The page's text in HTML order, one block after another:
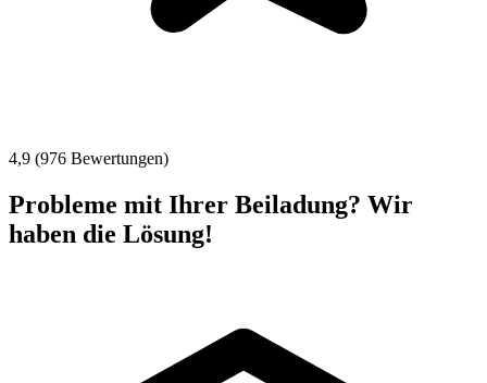
4,9 (976 Bewertungen)
Probleme mit Ihrer Beiladung? Wir
haben die Lösung!